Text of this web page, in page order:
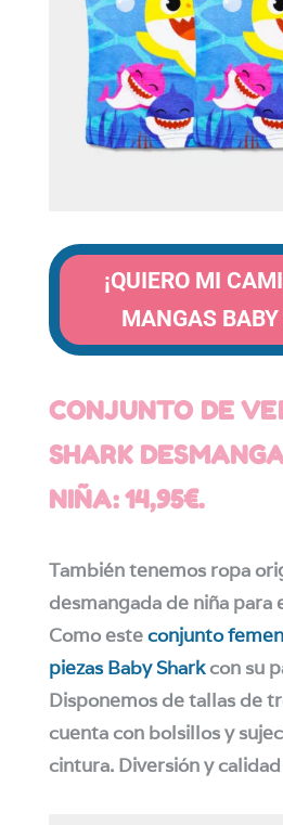
¡QUIERO MI
MANGAS
CONJUNTO DE
SHARK
NIÑA: 14,95€.
También tenemos ropa
desmangada de niña para
Como esteconjunto
piezas Baby Sharkcon su
Disponemos de tallas de
cuenta con bolsillos y
cintura. Diversión y